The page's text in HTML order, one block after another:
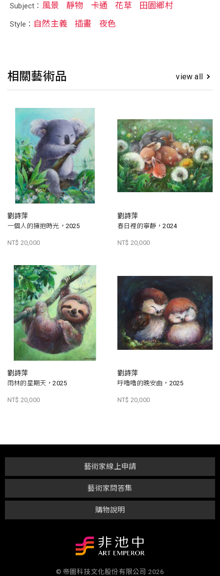
Subject： 風景 靜物 卡通 花草 田園鄉村
Style： 自然主義 插畫 夜色
相關藝術品 view all
劉詩萍
一個人的擁抱時光，2025
NT$ 20,000
劉詩萍
春日裡的寧靜，2024
NT$ 20,000
劉詩萍
雨林的星期天，2025
NT$ 20,000
劉詩萍
呼嚕嚕的晚安曲，2025
NT$ 20,000
購物說明
藝術家問答集
藝術家線上申請
© 帝圖科技文化股份有限公司 2026